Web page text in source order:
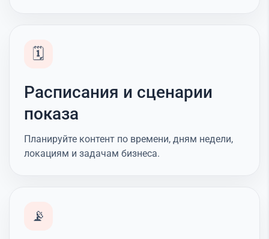
🗓️
Расписания и сценарии
показа
Планируйте контент по времени, дням недели,
локациям и задачам бизнеса.
📡